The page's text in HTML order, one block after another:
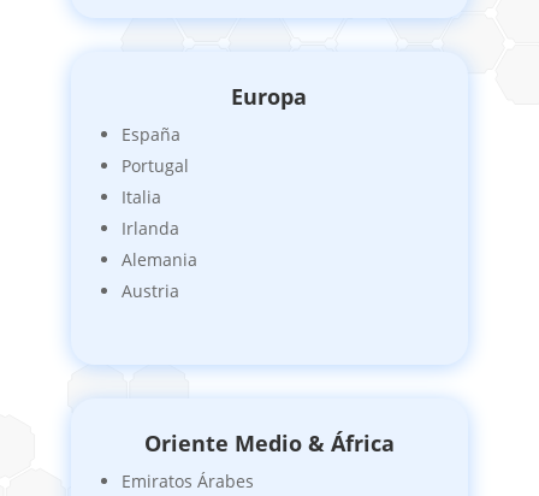
Europa
España
Portugal
Italia
Irlanda
Alemania
Austria
Oriente Medio & África
Emiratos Árabes